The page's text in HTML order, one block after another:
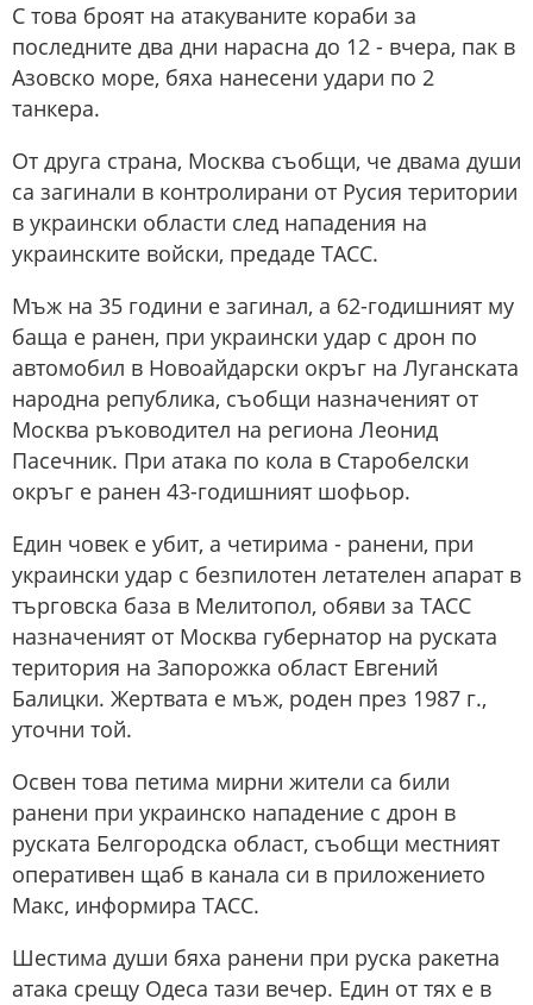
С това броят на атакуваните кораби за
последните два дни нарасна до 12 - вчера, пак в
Азовско море, бяха нанесени удари по 2
танкера.
От друга страна, Москва съобщи, че двама души
са загинали в контролирани от Русия територии
в украински области след нападения на
украинските войски, предаде ТАСС.
Мъж на 35 години е загинал, а 62-годишният му
баща е ранен, при украински удар с дрон по
автомобил в Новоайдарски окръг на Луганската
народна република, съобщи назначеният от
Москва ръководител на региона Леонид
Пасечник. При атака по кола в Старобелски
окръг е ранен 43-годишният шофьор.
Eдин човек е убит, а четирима - ранени, при
украински удар с безпилотен летателен апарат в
търговска база в Мелитопол, обяви за ТАСС
назначеният от Москва губернатор на руската
територия на Запорожка област Евгений
Балицки. Жертвата е мъж, роден през 1987 г.,
уточни той.
Освен това петима мирни жители са били
ранени при украинско нападение с дрон в
руската Белгородска област, съобщи местният
оперативен щаб в канала си в приложението
Макс, информира ТАСС.
Шестима души бяха ранени при руска ракетна
атака срещу Одеса тази вечер. Един от тях е в